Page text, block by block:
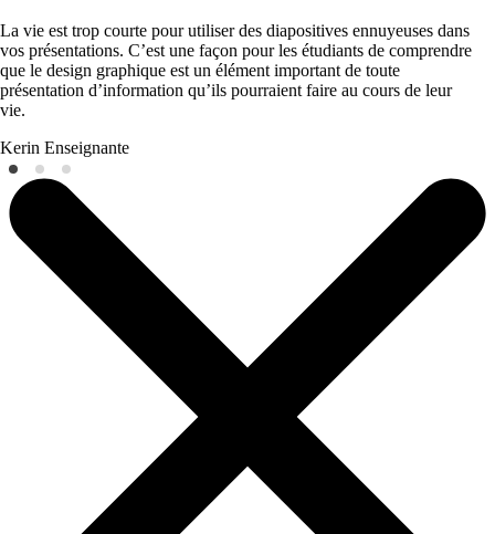
La vie est trop courte pour utiliser des diapositives ennuyeuses dans
vos présentations. C’est une façon pour les étudiants de comprendre
que le design graphique est un élément important de toute
présentation d’information qu’ils pourraient faire au cours de leur
vie.
Kerin Enseignante